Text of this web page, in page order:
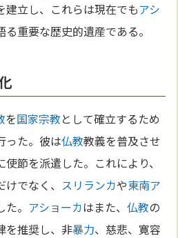
建立し、これらは現在でもアシ
る重要な歴史的遺産である。
を国家宗教として確立するため
った。彼は仏教教義を普及させ
使節を派遣した。これにより、
けでなく、 スリランカや東南ア
。 アショーカはまた、仏教の
を推奨し、非暴力、慈悲、寛容